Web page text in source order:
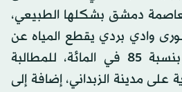
دمشق بشكلها الطبيعي،
وادي بردي يقطع المياه عن
عين الفيجة بدمشق بنسبة 85 في المائة، للمطالبة
مدينة الزبداني، إضافة إلى